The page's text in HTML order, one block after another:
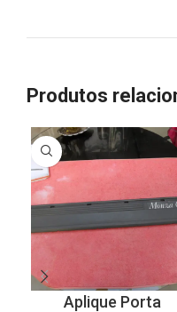
Produtos
Aplique Porta